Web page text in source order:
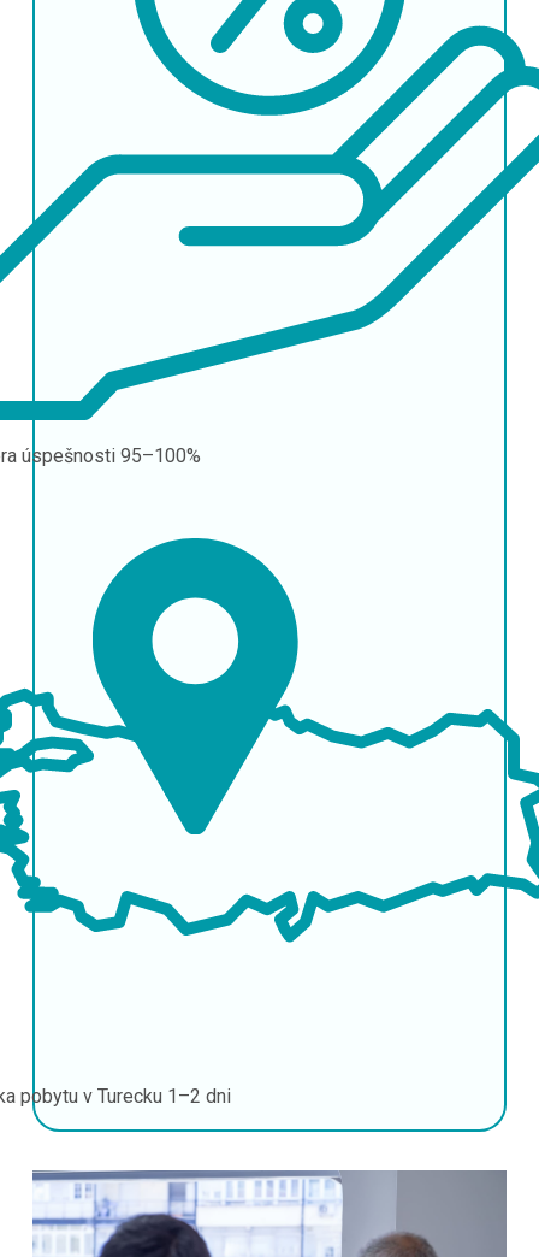
úspešnosti 95–100%
pobytu v Turecku 1–2 dni